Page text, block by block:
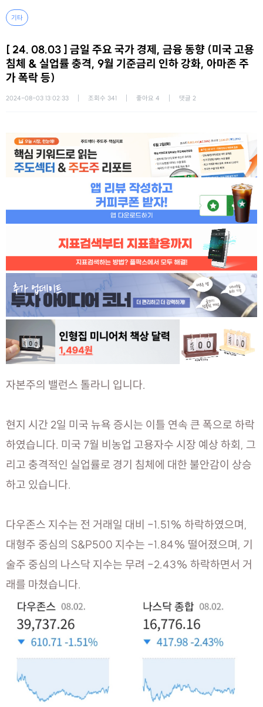
기타
[ 24. 08.03 ] 금일 주요 국가 경제, 금융 동향 (미국 고용
침체 & 실업률 충격, 9월 기준금리 인하 강화, 아마존 주
가 폭락 등)
2024-08-03 13:02:33 조회수 341 좋아요 4 댓글 2
자본주의 밸런스 톨라니 입니다.
현지 시간 2일 미국 뉴욕 증시는 이틀 연속 큰 폭으로 하락
하였습니다. 미국 7월 비농업 고용자수 시장 예상 하회, 그
리고 충격적인 실업률로 경기 침체에 대한 불안감이 상승
하고 있습니다.
다우존스 지수는 전 거래일 대비 -1.51% 하락하였으며,
대형주 중심의 S&P500 지수는 -1.84% 떨어졌으며, 기
술주 중심의 나스닥 지수는 무려 -2.43% 하락하면서 거
래를 마쳤습니다.